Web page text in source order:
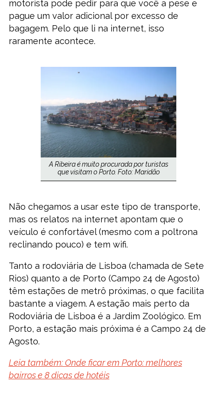
motorista pode pedir para que você a pese e
pague um valor adicional por excesso de
bagagem. Pelo que li na internet, isso
raramente acontece.
A Ribeira é muito procurada por turistas
que visitam o Porto. Foto: Maridão
Não chegamos a usar este tipo de transporte,
mas os relatos na internet apontam que o
veículo é confortável (mesmo com a poltrona
reclinando pouco) e tem wifi.
Tanto a rodoviária de Lisboa (chamada de Sete
Rios) quanto a de Porto (Campo 24 de Agosto)
têm estações de metrô próximas, o que facilita
bastante a viagem. A estação mais perto da
Rodoviária de Lisboa é a Jardim Zoológico. Em
Porto, a estação mais próxima é a Campo 24 de
Agosto.
Leia também: Onde ficar em Porto: melhores
bairros e 8 dicas de hotéis